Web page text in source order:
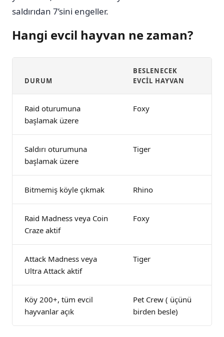
saldırıdan 7’sini engeller.
Hangi evcil hayvan ne zaman?
DURUM
BESLENECEK
EVCIL HAYVAN
Raid oturumuna
başlamak üzere
Foxy
Saldırı oturumuna
başlamak üzere
Tiger
Bitmemiş köyle çıkmak Rhino
Raid Madness veya Coin
Craze aktif
Foxy
Attack Madness veya
Ultra Attack aktif
Tiger
Köy 200+, tüm evcil
hayvanlar açık
Pet Crew ( üçünü
birden besle)